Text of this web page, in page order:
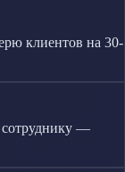
клиентов на 30-
сотруднику —